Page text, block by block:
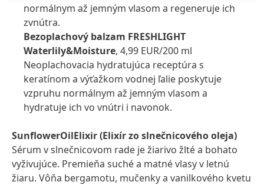
normálnym až jemným vlasom a regeneruje ich
zvnútra.
Bezoplachový balzam FRESHLIGHT
Waterlily&Moisture, 4,99 EUR/200 ml
Neoplachovacia hydratujúca receptúra s
keratínom a výťažkom vodnej ľalie poskytuje
vzpruhu normálnym až jemným vlasom a
hydratuje ich vo vnútri i navonok.
SunflowerOilElixir(Elixír zo slnečnicového oleja)
Sérum v slnečnicovom rade je žiarivo žlté a bohato
vyživujúce. Premieňa suché a matné vlasy v letnú
žiaru. Vôňa bergamotu, mučenky a vanilkového kvetu